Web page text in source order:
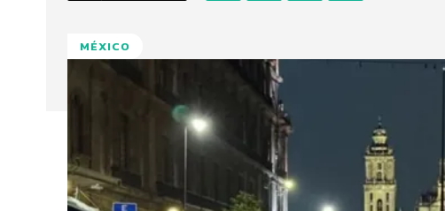
MÉXICO